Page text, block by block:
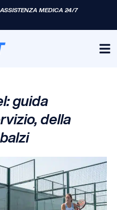
ASSISTENZA MEDICA 24/7
guida
della